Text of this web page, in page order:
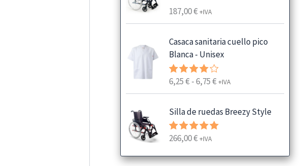
187,00€+IVA
Casaca sanitaria cuello pico
Blanca - Unisex
Valorado
6,25€-6,75€R
a
g
o
e
+IVA
Silla de ruedas Breezy Style
Valorado
de 5
266,00€+IVA